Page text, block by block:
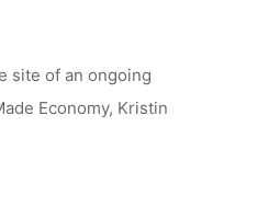
site of an ongoing
Economy, Kristin